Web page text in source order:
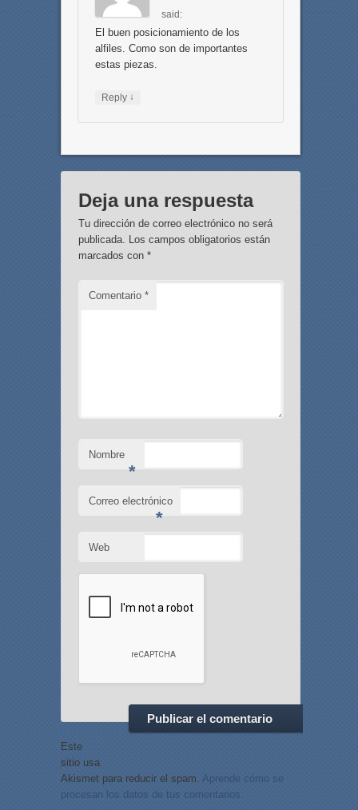
said:
El buen posicionamiento de los
alfiles. Como son de importantes
estas piezas.
Reply ↓
Deja una respuesta
Tu dirección de correo electrónico no será
publicada. Los campos obligatorios están
marcados con *
Comentario *
Nombre
*
Correo electrónico
*
Web
Este
sitio usa
Akismet para reducir el spam. Aprende cómo se
procesan los datos de tus comentarios.